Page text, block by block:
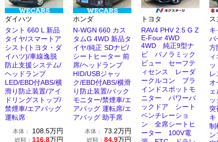
ダイハツ
タント 660 L 新品
タイヤ/スマートア
シスト(トヨタ・ダ
イハツ)/車線逸脱
防止支援システム/
ヘッドランプ
LED/EBD付ABS/横
滑り防止装置/アイ
ドリングストップ/
禁煙車/エアバッグ
運転席
本体： 108.5万円
総額： 116.8万円
ホンダ
N-WGN 660 カス
タムG 4WD 新品タ
イヤ/純正 SDナビ/
シートヒーター 前
席/ヘッドランプ
HID/USBジャッ
ク/EBD付ABS/横滑
り防止装置/バック
モニター/禁煙車/エ
アバッグ 運転席/エ
アバッグ 助手席
本体： 73.2万円
総額： 84.9万円
トヨタ
RAV4 PHV 2.5 G Z
E-Four 4WD
4WD 純正9型ナ
ビ パノラミック
ビュー セーフテ
ィセンス レーダ
ークルコン ブラ
インドスポットモ
ニター パワーバ
ックドア シート
ベンチレーショ
ン 全席シートヒ
ーター 100V電
ス
キ
パ
方
オ
突
制